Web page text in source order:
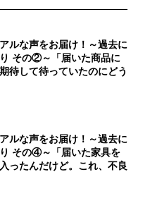
ルな声をお届け！～過去に
その②～「届いた商品に
待して待っていたのにどう
ルな声をお届け！～過去に
その④～「届いた家具を
ったんだけど。これ、不良